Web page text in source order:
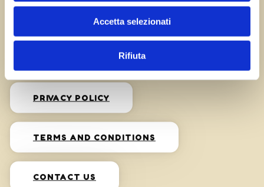
Accetta selezionati
Rifiuta
PRIVACY POLICY
TERMS AND CONDITIONS
CONTACT US